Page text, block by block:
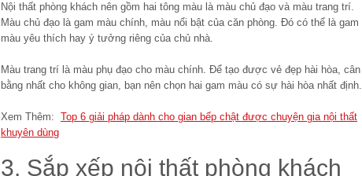
Nội thất phòng khách nên gồm hai tông màu là màu chủ đạo và màu trang trí.
Màu chủ đạo là gam màu chính, màu nổi bật của căn phòng. Đó có thể là gam
màu yêu thích hay ý tưởng riêng của chủ nhà.
Màu trang trí là màu phụ đạo cho màu chính. Để tạo được vẻ đẹp hài hòa, cân
bằng nhất cho không gian, bạn nên chọn hai gam màu có sự hài hòa nhất định.
Xem Thêm: Top 6 giải pháp dành cho gian bếp chật được chuyện gia nội thất
khuyên dùng
3. Sắp xếp nội thất phòng khách